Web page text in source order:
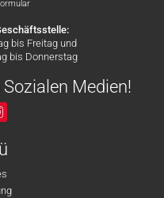
bis Freitag und
bis Donnerstag
Medien!